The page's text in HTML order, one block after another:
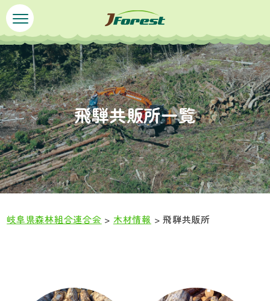
ペ
ー
ジ
の
先
頭
で
す
。
メ
ニ
ュ
ー
を
飛
ば
し
て
本
文
へ
飛騨共販所一覧
岐阜県森林組合連合会 > 木材情報 >飛騨共販所